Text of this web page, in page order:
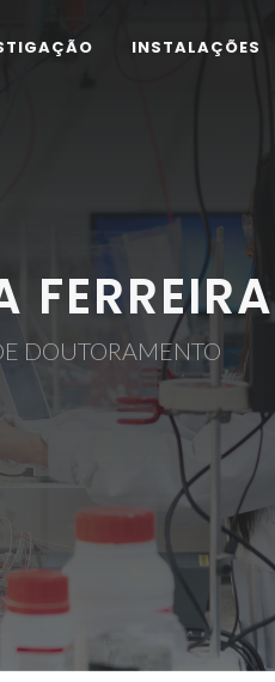
INSTALAÇÕES
FERREIRA
DOUTORAMENTO